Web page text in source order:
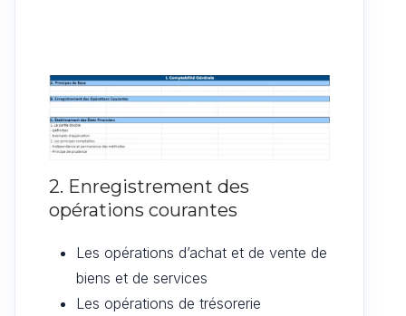
2. Enregistrement des
opérations courantes
Les opérations d’achat et de vente de
biens et de services
Les opérations de trésorerie